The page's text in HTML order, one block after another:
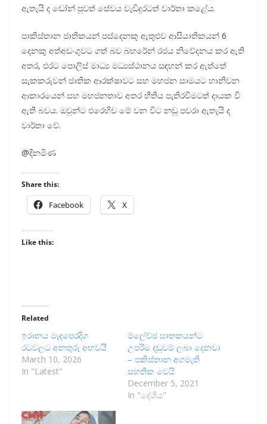
ඇතැයි ද ඩෝන් පුවත් සේවය වැඩි­දු­ර­ටත් වාර්තා කළේය.
පාකි­ස්තාන ජාති­ක­යන් පස්දෙ­නකු ඇතු­ළුව ආසි­යා­ති­ක­යන් 6
දෙනකු අත්අ­ඩං­ගු­වට ගත් බව බහ­රේන් රජය නිවේ­ද­නය කර ඇති
අතර, එරට පොලිස් මාධ්‍ය මධ්‍ය­ස්ථා­නය සඳ­හන් කර ඇත්තේ
සැක­ක­රු­වන් ජාතික ආර­ක්ෂා­වට සහ මහ­ජන සාම­යට හානි­වන
ආකා­ර­යෙන් සහ මහ­ජ­න­තාව අතර භීතිය පැති­ර­වී­ම­ටත් දායක වී
ඇති බවය. ඔවුන්ට එරෙ­හිව මේ වන විට නඩු පවරා ඇතැයි ද
වාර්තා වේ.
@දිනමිණ
Share this:
Facebook X
Like this:
Related
ඉරානය මැදපෙරදිග
රටවලට අනතුරු අඟවයි
March 10, 2026
In "Latest"
ම්ලේච්ඡ ඝාතකයන්ට
උපරිම දඬුවම් ලබා දෙනවා
– පකිස්තාන අගමැති
සහතික වෙයි
December 5, 2021
In "දේශීය"